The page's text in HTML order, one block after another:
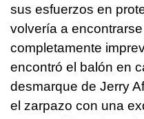
sus esfuerzos en
volvería a
completamente
encontró el balón en
desmarque de Jerry
el zarpazo con una